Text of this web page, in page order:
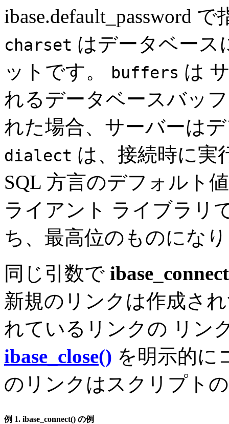
ibase.default_password
charset はデータベース
ットです。
buffers は
れるデータベースバッ
れた場合、サーバーは
dialect は、接続時に実
SQL 方言のデフォルト
ライアント ライブラリ
ち、最高位のものにな
同じ引数で
新規のリンクは作成さ
れているリンクの リン
ibase_close() を明示的に
のリンクはスクリプト
例 1. ibase_connect() の例